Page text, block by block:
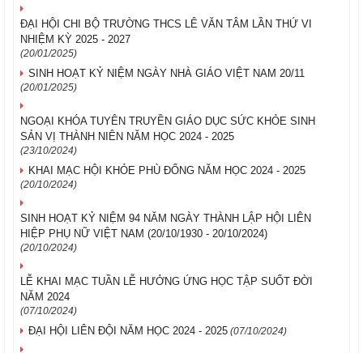
ĐẠI HỘI CHI BỘ TRƯỜNG THCS LÊ VĂN TÂM LẦN THỨ VI
NHIỆM KỲ 2025 - 2027
(20/01/2025)
SINH HOẠT KỶ NIỆM NGÀY NHÀ GIÁO VIỆT NAM 20/11
(20/01/2025)
NGOẠI KHÓA TUYÊN TRUYỀN GIÁO DỤC SỨC KHỎE SINH
SẢN VỊ THÀNH NIÊN NĂM HỌC 2024 - 2025
(23/10/2024)
KHAI MẠC HỘI KHỎE PHÙ ĐỔNG NĂM HỌC 2024 - 2025
(20/10/2024)
SINH HOẠT KỶ NIỆM 94 NĂM NGÀY THÀNH LẬP HỘI LIÊN
HIỆP PHỤ NỮ VIỆT NAM (20/10/1930 - 20/10/2024)
(20/10/2024)
LỄ KHAI MẠC TUẦN LỄ HƯỞNG ỨNG HỌC TẬP SUỐT ĐỜI
NĂM 2024
(07/10/2024)
ĐẠI HỘI LIÊN ĐỘI NĂM HỌC 2024 - 2025 (07/10/2024)